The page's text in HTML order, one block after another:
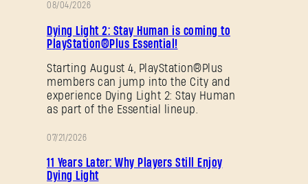
08/04/2026
Dying Light 2: Stay Human is coming to
PlayStation®Plus Essential!
Starting August 4, PlayStation®Plus
members can jump into the City and
experience Dying Light 2: Stay Human
as part of the Essential lineup.
07/21/2026
11 Years Later: Why Players Still Enjoy
Dying Light
SUBMIT
C'est votre première fois sur Dying Light Outpost ?